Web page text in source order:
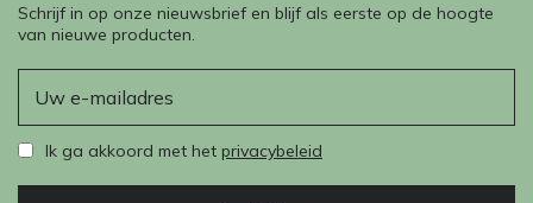
Schrijf in op onze nieuwsbrief en blijf als eerste op de hoogte
van nieuwe producten.
Ik ga akkoord met het privacybeleid